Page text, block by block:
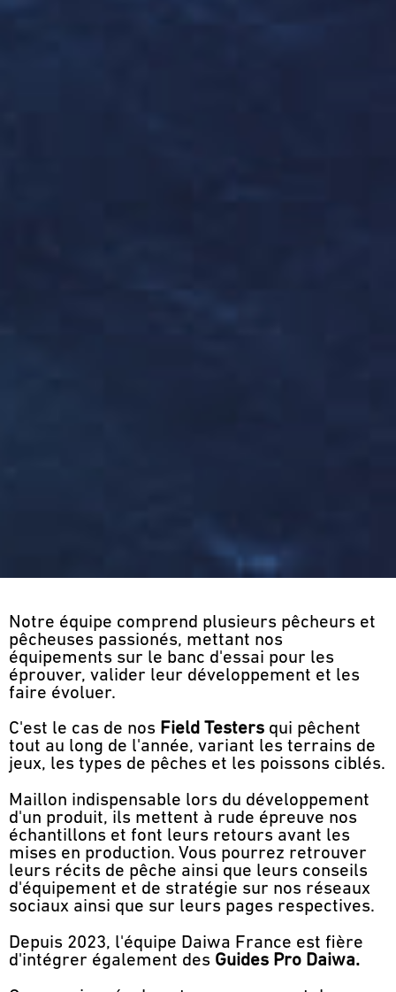
Notre équipe comprend plusieurs pêcheurs et
pêcheuses passionés, mettant nos
équipements sur le banc d'essai pour les
éprouver, valider leur développement et les
faire évoluer.
C'est le cas de nos Field Testers qui pêchent
tout au long de l'année, variant les terrains de
jeux, les types de pêches et les poissons ciblés.
Maillon indispensable lors du développement
d'un produit, ils mettent à rude épreuve nos
échantillons et font leurs retours avant les
mises en production. Vous pourrez retrouver
leurs récits de pêche ainsi que leurs conseils
d'équipement et de stratégie sur nos réseaux
sociaux ainsi que sur leurs pages respectives.
Depuis 2023, l'équipe Daiwa France est fière
d'intégrer également des Guides Pro Daiwa.